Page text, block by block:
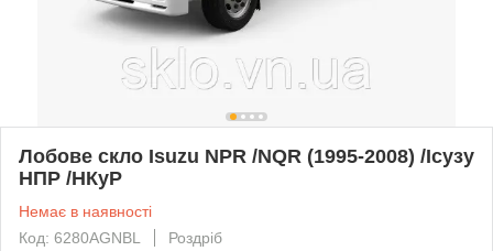
Лобове скло Isuzu NPR /NQR (1995-2008) /Ісузу
НПР /НКуР
Немає в наявності
Код: 6280AGNBL
Роздріб